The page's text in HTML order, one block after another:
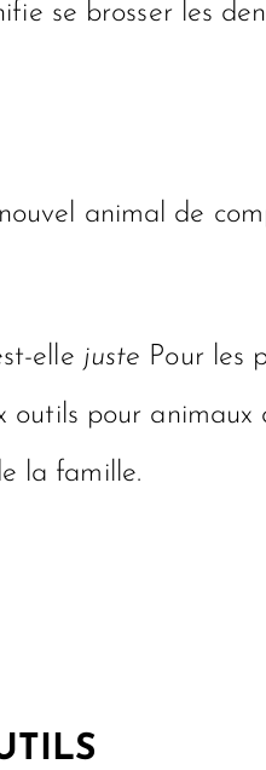
se brosser les
animal de
elle juste Pour les
outils pour
la famille.